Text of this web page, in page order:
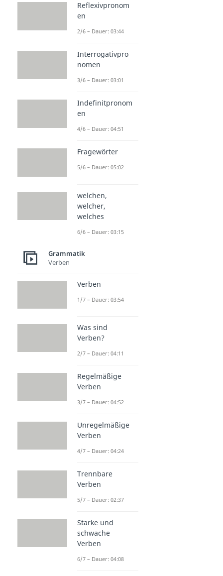
Reflexivpronom
en
2/6 – Dauer: 03:44
Interrogativpro
nomen
3/6 – Dauer: 03:01
Indefinitpronom
en
4/6 – Dauer: 04:51
Fragewörter
5/6 – Dauer: 05:02
welchen,
welcher,
welches
6/6 – Dauer: 03:15
Grammatik
Verben
Verben
1/7 – Dauer: 03:54
Was sind
Verben?
2/7 – Dauer: 04:11
Regelmäßige
Verben
3/7 – Dauer: 04:52
Unregelmäßige
Verben
4/7 – Dauer: 04:24
Trennbare
Verben
5/7 – Dauer: 02:37
Starke und
schwache
Verben
6/7 – Dauer: 04:08